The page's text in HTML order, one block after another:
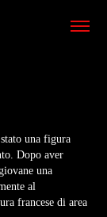
una figura
Dopo aver
una
al
francese di area